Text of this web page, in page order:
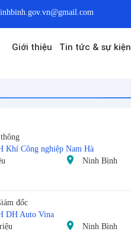
Giới thiệu Tin tức & sự kiện
Khí Công nghiệp Nam Hà
Ninh Bình
đốc
DH Auto Vina
Ninh Bình